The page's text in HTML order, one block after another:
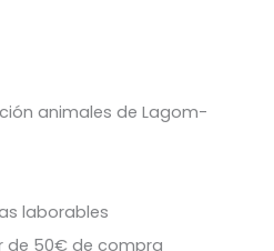
animales de Lagom-
laborables
de 50€ de compra